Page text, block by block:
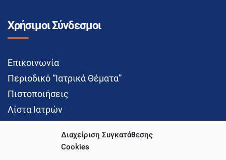
Διαχείριση Συγκατάθεσης
Cookies
Χρήσιμοι Σύνδεσμοι
Επικοινωνία
Περιοδικό “Ιατρικά Θέματα”
Πιστοποιήσεις
Λίστα Ιατρών
Social Media